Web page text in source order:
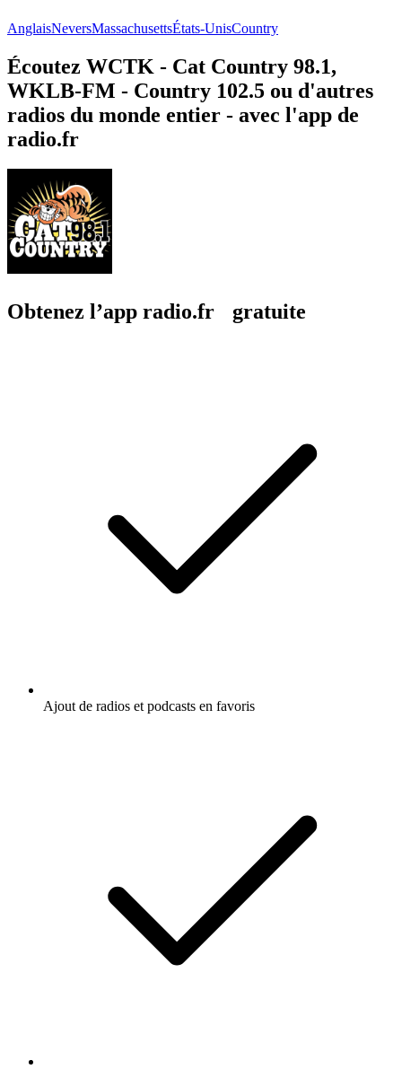
AnglaisNeversMassachusettsÉtats-UnisCountry
Écoutez WCTK - Cat Country 98.1,
WKLB-FM - Country 102.5 ou d'autres
radios du monde entier - avec l'app de
radio.fr
Obtenez l’app radio.fr gratuite
Ajout de radios et podcasts en favoris